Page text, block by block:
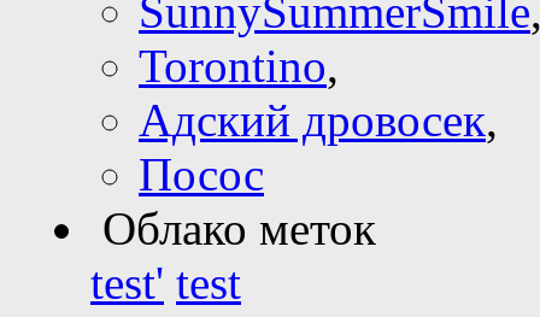
SunnySummerSmile
Torontino,
Адский дровосек,
Посос
Облако меток
test' test